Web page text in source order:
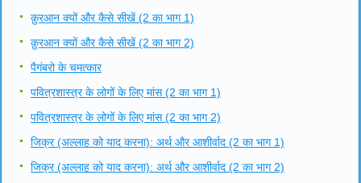
क़ुरआन क्यों और कैसे सीखें (2 का भाग 1)
क़ुरआन क्यों और कैसे सीखें (2 का भाग 2)
पैगंबरो के चमत्कार
पवित्रशास्त्र के लोगों के लिए मांस (2 का भाग 1)
पवित्रशास्त्र के लोगों के लिए मांस (2 का भाग 2)
जिक्र (अल्लाह को याद करना): अर्थ और आशीर्वाद (2 का भाग 1)
जिक्र (अल्लाह को याद करना): अर्थ और आशीर्वाद (2 का भाग 2)